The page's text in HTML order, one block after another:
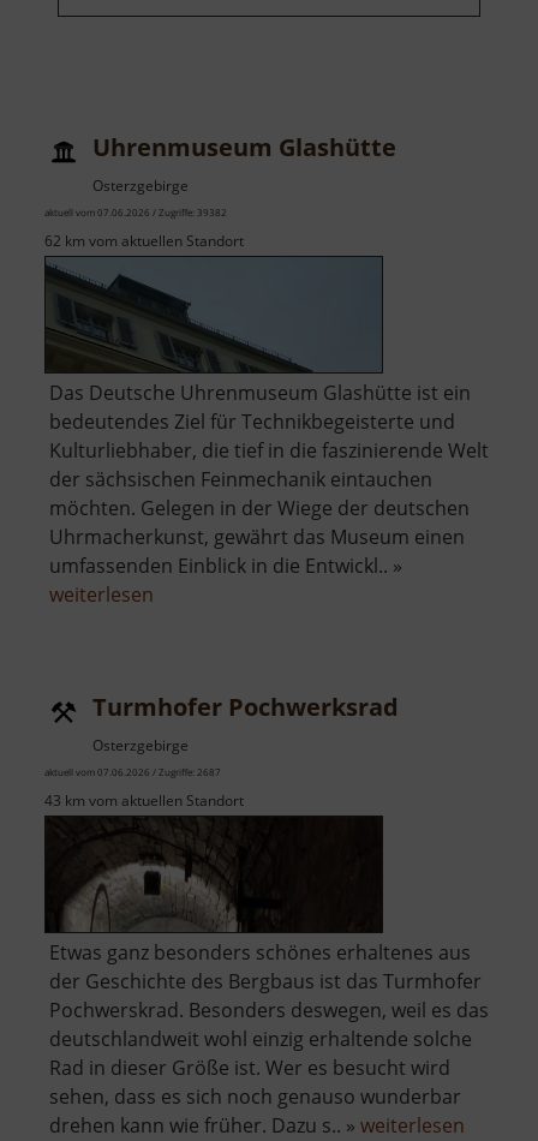
Uhrenmuseum Glashütte
Osterzgebirge
aktuell vom 07.06.2026 / Zugriffe: 39382
62 km vom aktuellen Standort
Das Deutsche Uhrenmuseum Glashütte ist ein
bedeutendes Ziel für Technikbegeisterte und
Kulturliebhaber, die tief in die faszinierende Welt
der sächsischen Feinmechanik eintauchen
möchten. Gelegen in der Wiege der deutschen
Uhrmacherkunst, gewährt das Museum einen
umfassenden Einblick in die Entwickl.. »
weiterlesen
Turmhofer Pochwerksrad
Osterzgebirge
aktuell vom 07.06.2026 / Zugriffe: 2687
43 km vom aktuellen Standort
Etwas ganz besonders schönes erhaltenes aus
der Geschichte des Bergbaus ist das Turmhofer
Pochwerskrad. Besonders deswegen, weil es das
deutschlandweit wohl einzig erhaltende solche
Rad in dieser Größe ist. Wer es besucht wird
sehen, dass es sich noch genauso wunderbar
drehen kann wie früher. Dazu s.. » weiterlesen